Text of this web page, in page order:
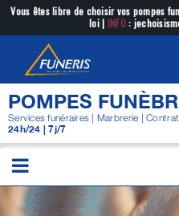
Passer
contenu
Vous êtes libre de choisir vos pompes
loi | INFO:
POMPES
Services funéraires | Marbrerie |
24h/24 | 7j/7